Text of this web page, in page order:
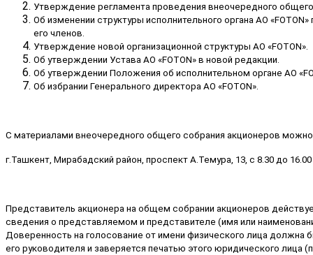
Утверждение регламента проведения внеочередного
Об изменении структуры исполнительного органа АО
его членов.
Утверждение новой организационной структуры АО «FOTON».
Об утверждении Устава АО «FOTON» в новой редакции.
Об утверждении Положения об исполнительном органе АО
Об избрании Генерального директора АО «FOTON».
С материалами внеочередного общего собрания акционеров
г.Ташкент, Мирабадский район, проспект А.Темура, 13, с 8.30 до
Представитель акционера на общем собрании акционеров
сведения о представляемом и представителе (имя или
Доверенность на голосование от имени физического лица
его руководителя и заверяется печатью этого юридического лица